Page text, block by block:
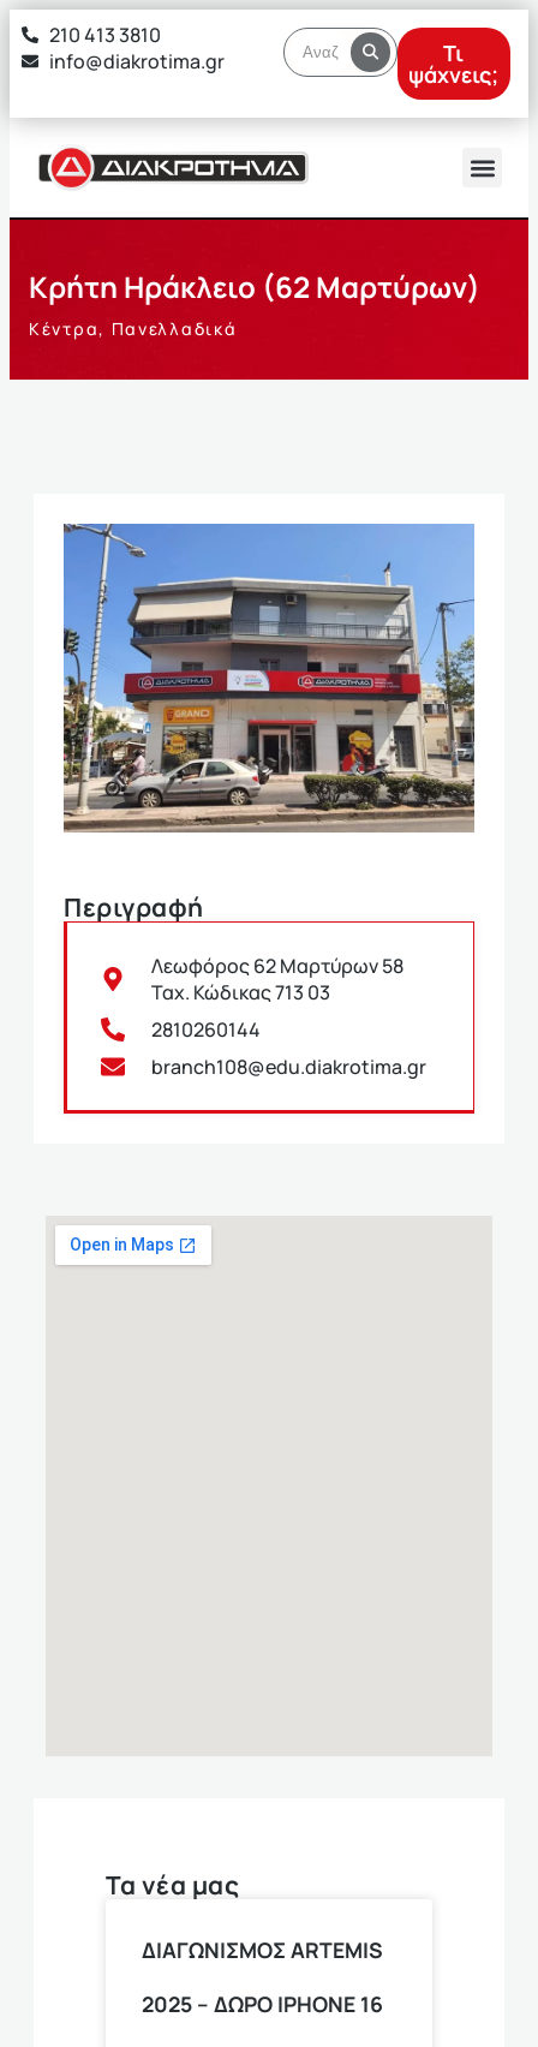
στο
περιεχόμενο
210 413 3810
info@diakrotima.gr
Τι
ψάχνεις;
Κρήτη Ηράκλειο (62 Μαρτύρων)
Κέντρα, Πανελλαδικά
Περιγραφή
Λεωφόρος 62 Μαρτύρων 58
Ταχ. Κώδικας 713 03
2810260144
branch108@edu.diakrotima.gr
Τα νέα μας
ΔΙΑΓΩΝΙΣΜΟΣ ARTEMIS
2025 – ΔΩΡΟ ΙPHONE 16